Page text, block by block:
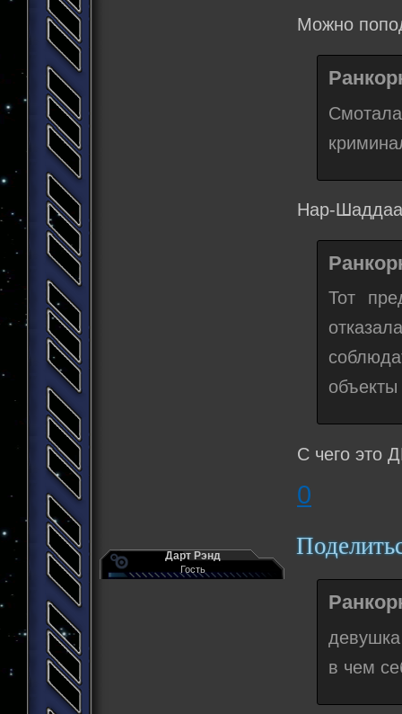
Можно
Нар-Шаддаа
Тот
С чего это
0
Дарт Рэнд
Гость
девушка
в чем